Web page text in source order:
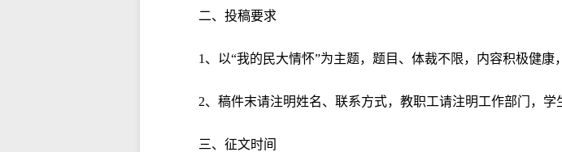
二、投稿要求
1、以“我的民大情怀”为主题，题目、体裁不限，内容积极健康
2、稿件末请注明姓名、联系方式，教职工请注明工作部门，
三、征文时间